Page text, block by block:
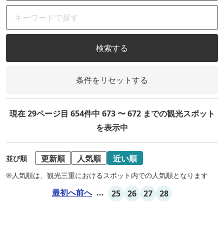
検索する
条件をリセットする
現在 29ページ目 654件中 673 〜 672 までの観光スポット
を表示中
並び順 更新順 人気順 近い順
※人気順は、観光三重におけるスポット内での人気順となります
最初へ前へ ... 25 26 27 28